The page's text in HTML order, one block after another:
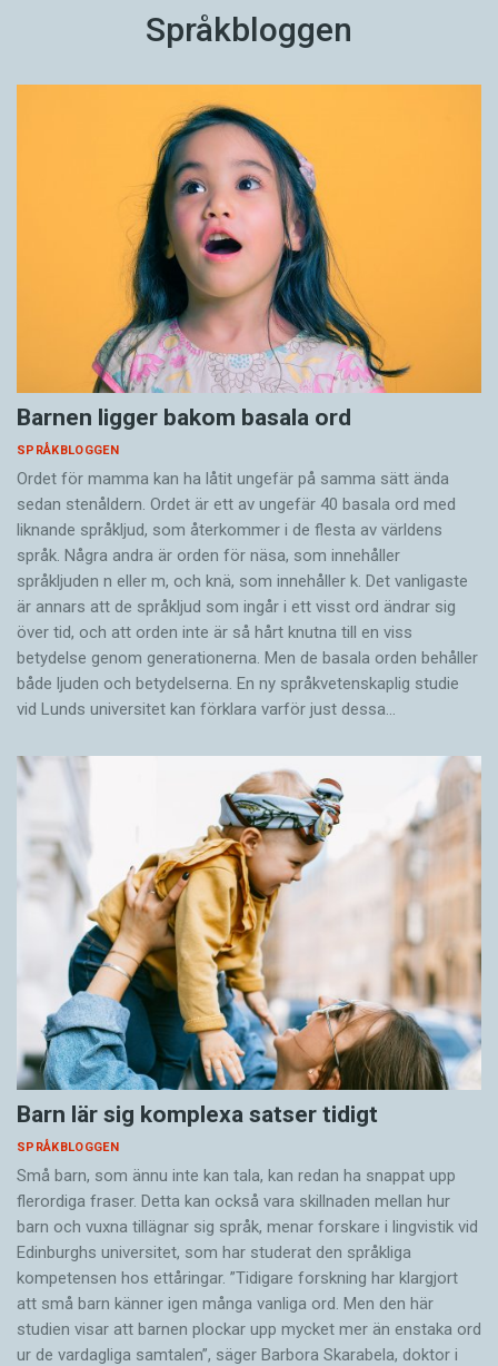
Språkbloggen
Barnen ligger bakom basala ord
SPRÅKBLOGGEN
Ordet för mamma kan ha låtit ungefär på samma sätt ända
sedan stenåldern. Ordet är ett av ungefär 40 basala ord med
liknande språkljud, som återkommer i de flesta av världens
språk. Några andra är orden för näsa, som innehåller
språkljuden n eller m, och knä, som innehåller k. Det vanligaste
är annars att de språkljud som ingår i ett visst ord ändrar sig
över tid, och att orden inte är så hårt knutna till en viss
betydelse genom generationerna. Men de basala orden behåller
både ljuden och betydelserna. En ny språkvetenskaplig studie
vid Lunds universitet kan förklara varför just dessa…
Barn lär sig komplexa satser tidigt
SPRÅKBLOGGEN
Små barn, som ännu inte kan tala, kan redan ha snappat upp
flerordiga fraser. Detta kan också vara skillnaden mellan hur
barn och vuxna tillägnar sig språk, menar forskare i lingvistik vid
Edinburghs universitet, som har studerat den språkliga
kompetensen hos ettåringar. ”Tidigare forskning har klargjort
att små barn känner igen många vanliga ord. Men den här
studien visar att barnen plockar upp mycket mer än enstaka ord
ur de vardagliga samtalen”, säger Barbora Skarabela, doktor i